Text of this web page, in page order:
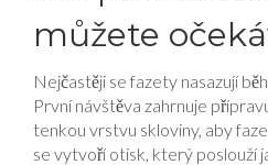
můžete
Nejčastěji se fazety nasazují
První návštěva zahrnuje
tenkou vrstvu skloviny, aby
se vytvoří otisk, který poslouží